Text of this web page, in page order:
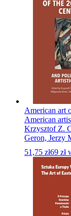
American art
American
Krzysztof Z.
Geron, Jerzy
51,75 zł69 zł